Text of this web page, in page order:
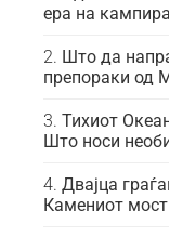
ера на
Што да
препораки од
Тихиот
Што носи
Двајца
Камениот